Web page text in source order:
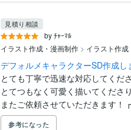
by ﾁｬｰﾏﾙ
見積り相談
イラスト作成・漫画制作 > イラスト作成
デフォルメキャラクターSD作成
とても丁寧で迅速な対応してくだ
とてつもなく可愛く描いてくださ
またご依頼させていただきます！
参考になった